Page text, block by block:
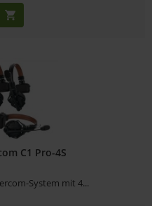
C1 Pro-4S
System mit 4...